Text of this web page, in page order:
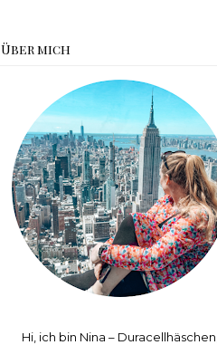
Über mich
Hi, ich bin Nina – Duracellhäschen,